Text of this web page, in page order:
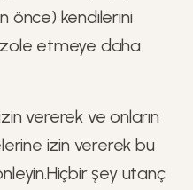
önce) kendilerini
etmeye daha
vererek ve onların
izin vererek bu
şey utanç